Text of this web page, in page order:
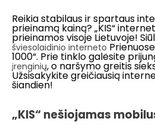
Reikia stabilaus ir spartaus
prieinamą kainą? „KIS“
prieinamos visoje Lietuvoje!
šviesolaidinio interneto
1000“. Prie tinklo galėsite
įrenginių, o naršymo greitis
Užsisakykite greičiausią
šiandien!
„KIS“ nešiojamas